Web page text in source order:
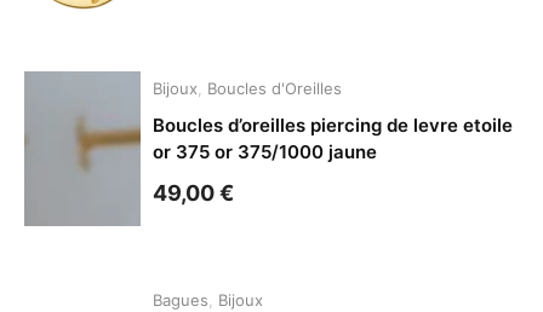
Bijoux Boucles d'Oreilles
Boucles d’oreilles piercing de levre etoile
or 375 or 375/1000 jaune
49,00€
Bagues Bijoux